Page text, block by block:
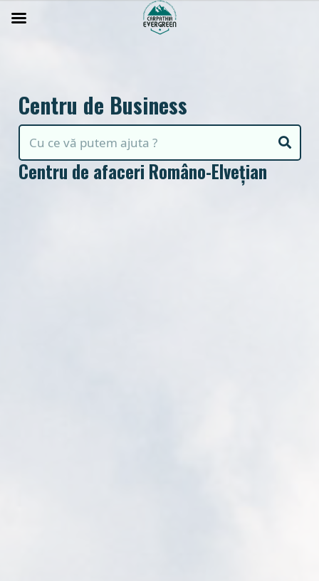
Centru de Business
Centru de afaceri Româno-Elvețian